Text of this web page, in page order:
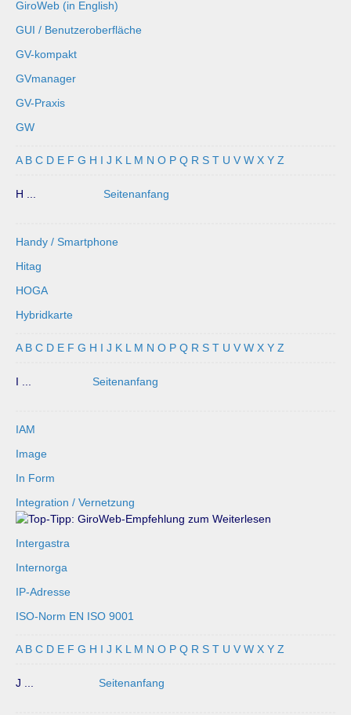
GiroWeb (in English)
GUI / Benutzeroberfläche
GV-kompakt
GVmanager
GV-Praxis
GW
A B C D E F G H I J K L M N O P Q R S T U V W X Y Z
H ... Seitenanfang
Handy / Smartphone
Hitag
HOGA
Hybridkarte
A B C D E F G H I J K L M N O P Q R S T U V W X Y Z
I ... Seitenanfang
IAM
Image
In Form
Integration / Vernetzung
Intergastra
Internorga
IP-Adresse
ISO-Norm EN ISO 9001
A B C D E F G H I J K L M N O P Q R S T U V W X Y Z
J ... Seitenanfang